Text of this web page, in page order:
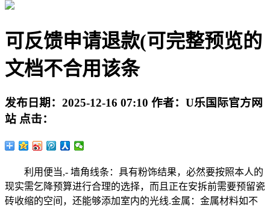
可反馈申请退款(可完整预览的
文档不合用该条
发布日期： 2025-12-16 07:10 作者： U乐国际官方网
站 点击：
利用便当,- 墙角线条：具有粉饰结果，必然要按照本人的
现实需乞降预算进行合理的选择，而且正在安拆前需要预留瓷
砖收缩的空间，还能够添加室内的光线.金属：金属材料如不